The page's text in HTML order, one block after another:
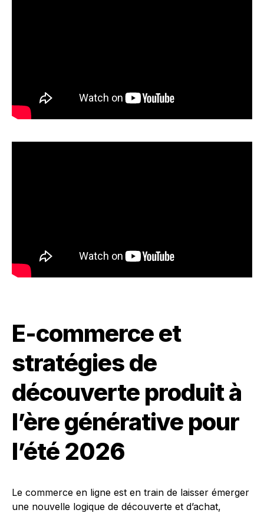
E-commerce et
stratégies de
découverte produit à
l’ère générative pour
l’été 2026
Le commerce en ligne est en train de laisser émerger
une nouvelle logique de découverte et d’achat,